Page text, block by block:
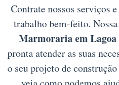
Contrate nossos serviços
trabalho bem-feito.
Marmoraria em Lagoa
pronta atender as suas
o seu projeto de